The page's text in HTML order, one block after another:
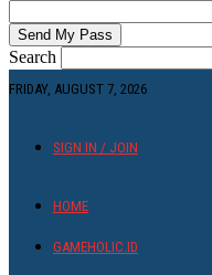
Search
FRIDAY, AUGUST 7, 2026
SIGN IN / JOIN
HOME
GAMEHOLIC.ID